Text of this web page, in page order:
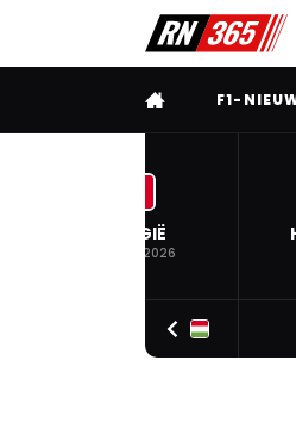
VOLLEDIG MENU
F1-
BELGIË
19 JUL. 2026